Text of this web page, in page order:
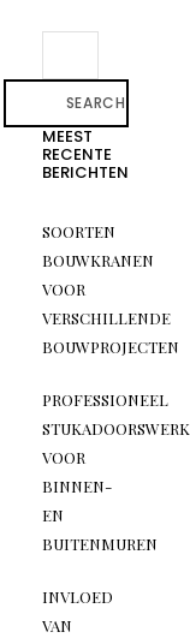
SEARCH
MEEST
RECENTE
BERICHTEN
SOORTEN
BOUWKRANEN
VOOR
VERSCHILLENDE
BOUWPROJECTEN
PROFESSIONEEL
STUKADOORSWERK
VOOR
BINNEN-
EN
BUITENMUREN
INVLOED
VAN